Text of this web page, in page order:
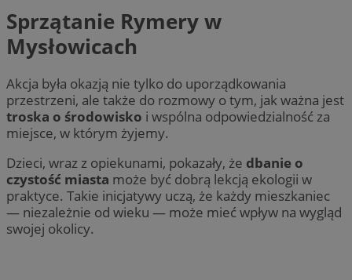
Sprzątanie Rymery w
Mysłowicach
Akcja była okazją nie tylko do uporządkowania
przestrzeni, ale także do rozmowy o tym, jak ważna jest
troska o środowisko i wspólna odpowiedzialność za
miejsce, w którym żyjemy.
Dzieci, wraz z opiekunami, pokazały, że dbanie o
czystość miasta może być dobrą lekcją ekologii w
praktyce. Takie inicjatywy uczą, że każdy mieszkaniec
— niezależnie od wieku — może mieć wpływ na wygląd
swojej okolicy.